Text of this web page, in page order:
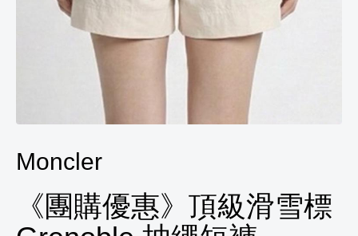
Moncler
《團購優惠》頂級滑雪標